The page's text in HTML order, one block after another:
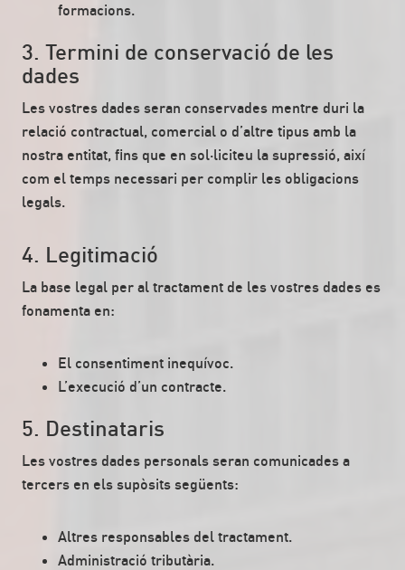
formacions.
3. Termini de conservació de les
dades
Les vostres dades seran conservades mentre duri la
relació contractual, comercial o d’altre tipus amb la
nostra entitat, fins que en sol·liciteu la supressió, així
com el temps necessari per complir les obligacions
legals.
4. Legitimació
La base legal per al tractament de les vostres dades es
fonamenta en:
El consentiment inequívoc.
L’execució d’un contracte.
5. Destinataris
Les vostres dades personals seran comunicades a
tercers en els supòsits següents:
Altres responsables del tractament.
Administració tributària.